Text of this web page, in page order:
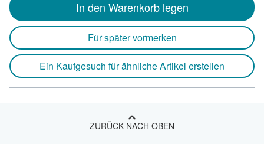
In den Warenkorb legen
Für später vormerken
Ein Kaufgesuch für ähnliche Artikel erstellen
ZURÜCK NACH OBEN